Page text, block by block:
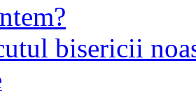
bisericii